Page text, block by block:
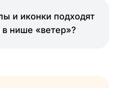
и иконки подходят
в нише «ветер»?